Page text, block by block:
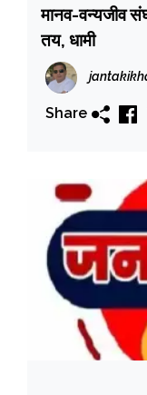
मानव-वन्यजीव
तय, धामी
Share